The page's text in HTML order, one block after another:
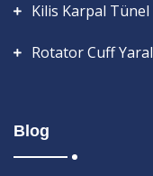
Kilis Karpal
Rotator Cuff
Blog